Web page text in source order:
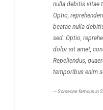
nulla debitis vitae
Optio,
beatae nulla
sed. Optio,
dolor sit amet,
Repellendus,
temporibus enim
Someone famous in